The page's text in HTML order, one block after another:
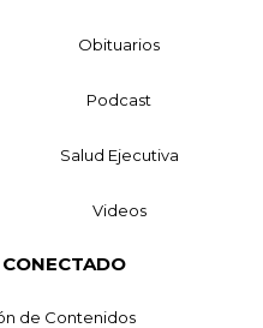
Obituarios
Podcast
Salud Ejecutiva
Videos
de Contenidos